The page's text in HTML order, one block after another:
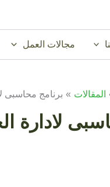
مجالات العمل
المقالات برنامج محاسبى
لادارة